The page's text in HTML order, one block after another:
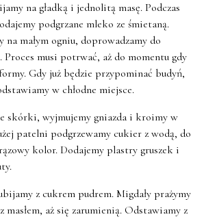
na gładką i jednolitą masę. Podczas
podgrzane mleko ze śmietaną.
na małym ogniu, doprowadzamy do
musi potrwać, aż do momentu gdy
Gdy już będzie przypominać budyń,
w chłodne miejsce.
skórki, wyjmujemy gniazda i kroimy w
patelni podgrzewamy cukier z wodą, do
kolor. Dodajemy plastry gruszek i
z cukrem pudrem. Migdały prażymy
masłem, aż się zarumienią. Odstawiamy z